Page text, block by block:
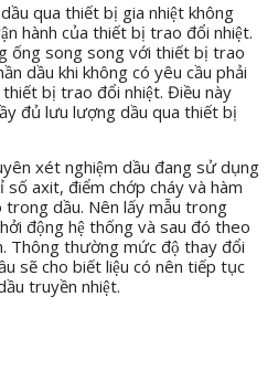
qua thiết bị gia nhiệt không
hành của thiết bị trao đổi nhiệt.
ống song song với thiết bị trao
dầu khi không có yêu cầu phải
bị trao đổi nhiệt. Điều này
đủ lưu lượng dầu qua thiết bị
xét nghiệm dầu đang sử dụng
axit, điểm chớp cháy và hàm
trong dầu. Nên lấy mẫu trong
động hệ thống và sau đó theo
Thông thường mức độ thay đổi
sẽ cho biết liệu có nên tiếp tục
truyền nhiệt.